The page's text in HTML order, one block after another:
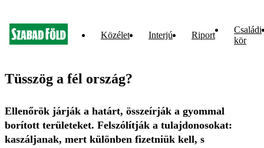
Közélet Interjú Riport
Családi
kör
Tüsszög a fél ország?
Ellenőrök járják a határt, összeírják a gyommal
borított területeket. Felszólítják a tulajdonosokat:
kaszáljanak, mert különben fizetniük kell, s